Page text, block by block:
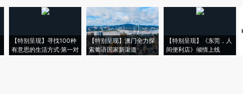
【特别呈现】寻找100种
有意思的生活方式·第一对
【特别呈现】澳门全力探
索葡语国家新渠道
【特别呈现】《东莞，人
间便利店》倾情上线